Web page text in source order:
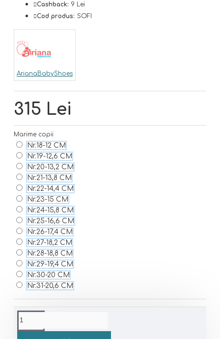
315 Lei
Cashback: 9 Lei
Cod produs: SOFI
ArianaBabyShoes
Marime copii
Nr.18-12 CM
Nr.19-12,6 CM
Nr.20-13,2 CM
Nr.21-13,8 CM
Nr.22-14,4 CM
Nr.23-15 CM
Nr.24-15,8 CM
Nr.25-16,6 CM
Nr.26-17,4 CM
Nr.27-18,2 CM
Nr.28-18,8 CM
Nr.29-19,4 CM
Nr.30-20 CM
Nr.31-20,6 CM